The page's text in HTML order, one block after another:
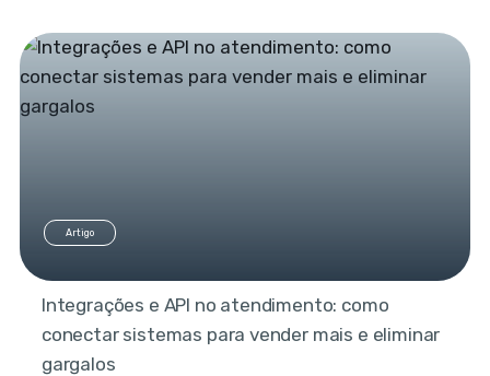
Artigo
Integrações e API no atendimento: como
conectar sistemas para vender mais e eliminar
gargalos